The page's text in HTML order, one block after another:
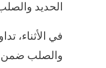
الحديد
في الأثناء،